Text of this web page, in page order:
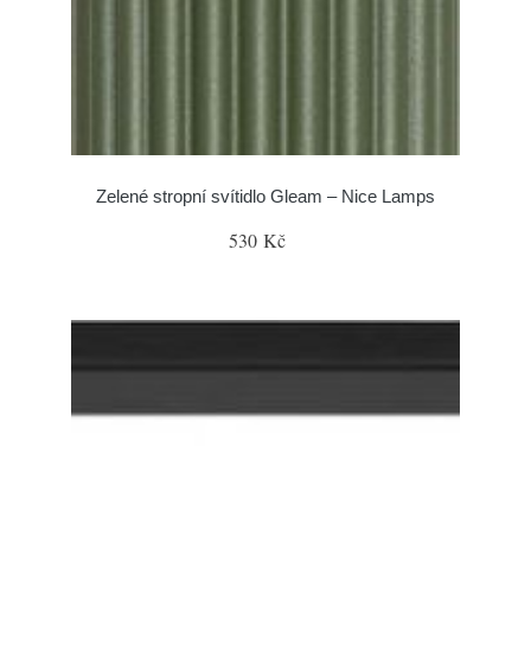
Zelené stropní svítidlo Gleam – Nice Lamps
530 Kč